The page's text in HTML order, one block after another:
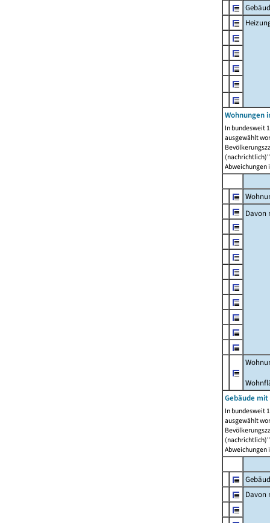
Wohnungen
In bundesweit
ausgewählt
Abweichungen
Davon
Gebäude
In bundesweit
ausgewählt
Abweichungen
Davon